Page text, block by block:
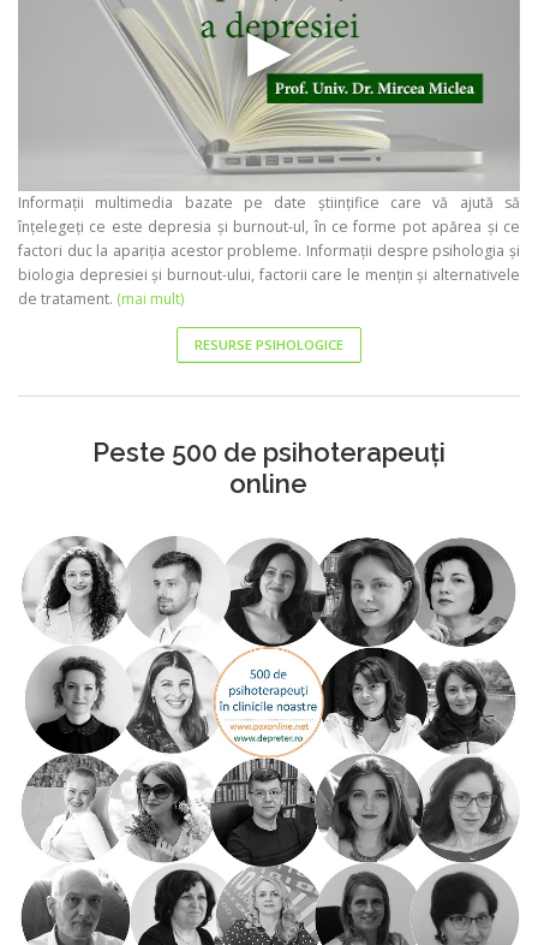
Informații multimedia bazate pe date științifice care vă ajută să
înțelegeți ce este depresia și burnout-ul, în ce forme pot apărea și ce
factori duc la apariția acestor probleme. Informații despre psihologia și
biologia depresiei și burnout-ului, factorii care le mențin și alternativele
de tratament. (mai mult)
RESURSE PSIHOLOGICE
Peste 500 de psihoterapeuți
online